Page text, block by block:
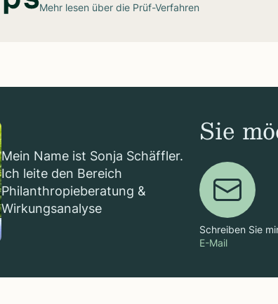
Mehr lesen über die Prüf-Verfahren
Mein Name ist Sonja Schäffler.
Ich leite den Bereich
Philanthropieberatung &
Wirkungsanalyse
Sie
Schreiben Sie
E-Mail